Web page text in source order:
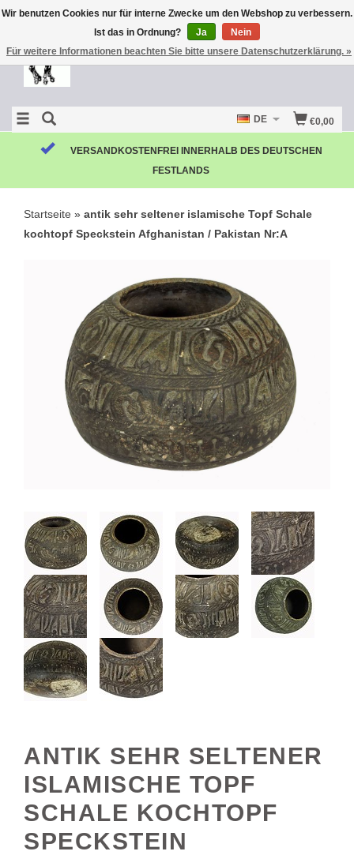
€0,00
DE
VERSANDKOSTENFREI INNERHALB DES DEUTSCHEN
FESTLANDS
Startseite » antik sehr seltener islamische Topf Schale
kochtopf Speckstein Afghanistan / Pakistan Nr:A
ANTIK SEHR SELTENER
ISLAMISCHE TOPF
SCHALE KOCHTOPF
SPECKSTEIN
Wir benutzen Cookies nur für interne Zwecke um den Webshop zu verbessern.
Ist das in Ordnung?
Ja
Nein
Für weitere Informationen beachten Sie bitte unsere Datenschutzerklärung. »